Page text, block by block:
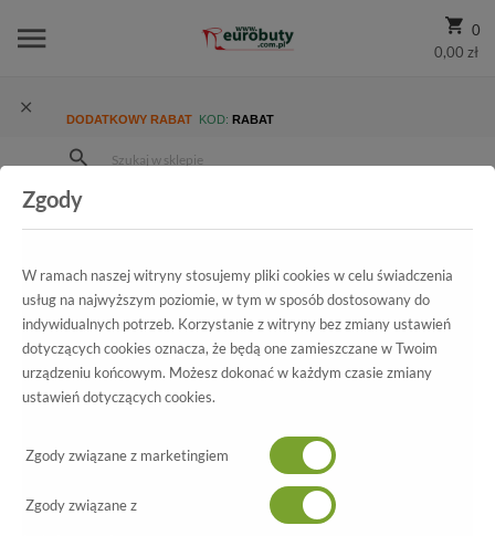
0
0,00 zł
DODATKOWY RABAT KOD: RABAT
Damskie
Klapki
Wszystkie produkty
2-27217-38 238 Pebble
Zgody
W ramach naszej witryny stosujemy pliki cookies w celu świadczenia
usług na najwyższym poziomie, w tym w sposób dostosowany do
indywidualnych potrzeb. Korzystanie z witryny bez zmiany ustawień
dotyczących cookies oznacza, że będą one zamieszczane w Twoim
urządzeniu końcowym. Możesz dokonać w każdym czasie zmiany
ustawień dotyczących cookies.
Zgody związane z marketingiem
Zgody związane z